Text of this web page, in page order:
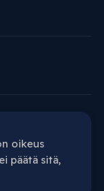
oikeus
päätä sitä,